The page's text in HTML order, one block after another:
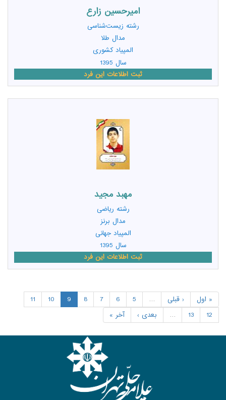
اميرحسين زارع
رشته زیست‌شناسی
مدال طلا
المپیاد کشوری
سال 1395
ثبت اطلاعات این فرد
مهبد مجيد
رشته ریاضی
مدال برنز
المپیاد جهانی
سال 1395
ثبت اطلاعات این فرد
« اول ‹ قبلی …
5
6
7
8
9
10
11
12
13
… بعدی › آخر »